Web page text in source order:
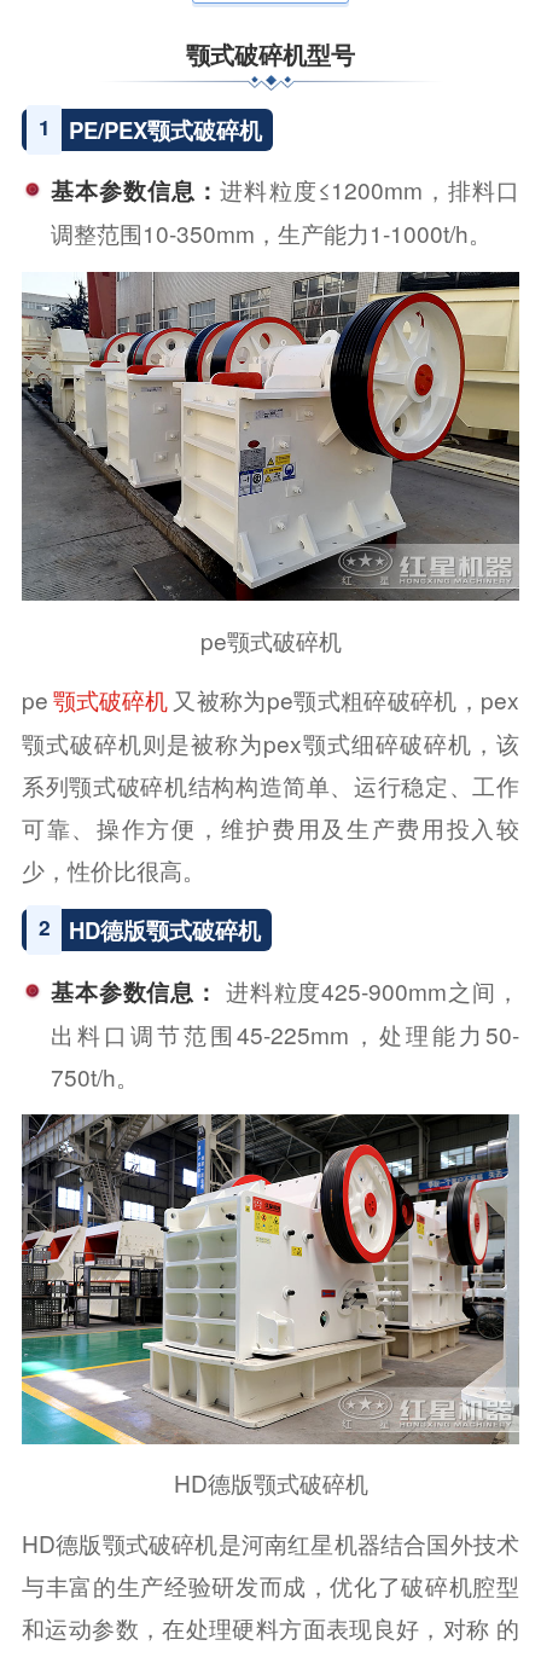
颚式破碎机型号
1
PE/PEX颚式破碎机
基本参数信息：进料粒度≤1200mm，排料口
调整范围10-350mm，生产能力1-1000t/h。
pe颚式破碎机
pe颚式破碎机 又被称为pe颚式粗碎破碎机，pex
颚式破碎机则是被称为pex颚式细碎破碎机，该
系列颚式破碎机结构构造简单、运行稳定、工作
可靠、操作方便，维护费用及生产费用投入较
少，性价比很高。
2
HD德版颚式破碎机
基本参数信息： 进料粒度425-900mm之间，
出料口调节范围45-225mm，处理能力50-
750t/h。
HD德版颚式破碎机
HD德版颚式破碎机是河南红星机器结合国外技术
与丰富的生产经验研发而成，优化了破碎机腔型
和运动参数，在处理硬料方面表现良好，对称 的